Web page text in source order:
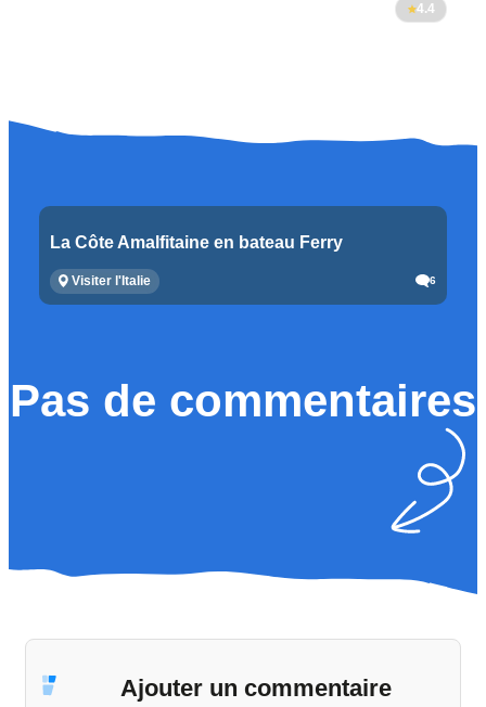
4.4
La Côte Amalfitaine en bateau Ferry
Visiter l'Italie 6
Pas de commentaires
Ajouter un commentaire